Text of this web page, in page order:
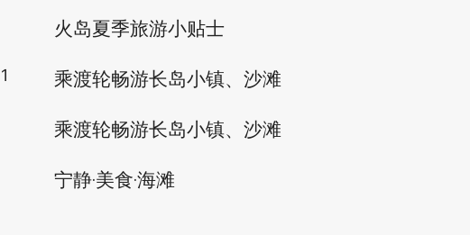
1
火岛夏季旅游小贴士
乘渡轮畅游长岛小镇、沙滩
乘渡轮畅游长岛小镇、沙滩
宁静·美食·海滩